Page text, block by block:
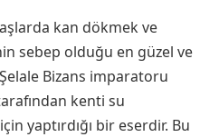
kan dökmek ve
sebep olduğu en güzel ve
Bizans imparatoru
kenti su
yaptırdığı bir eserdir. Bu